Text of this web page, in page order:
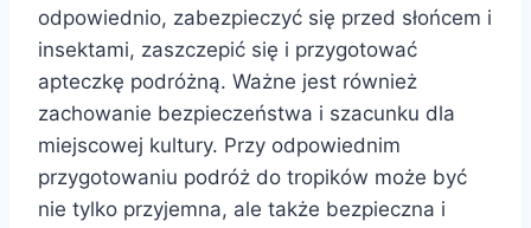
odpowiednio, zabezpieczyć się przed słońcem i
insektami, zaszczepić się i przygotować
apteczkę podróżną. Ważne jest również
zachowanie bezpieczeństwa i szacunku dla
miejscowej kultury. Przy odpowiednim
przygotowaniu podróż do tropików może być
nie tylko przyjemna, ale także bezpieczna i